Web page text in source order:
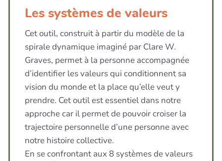
Les systèmes de valeurs
Cet outil, construit à partir du modèle de la
spirale dynamique imaginé par Clare W.
Graves, permet à la personne accompagnée
d’identifier les valeurs qui conditionnent sa
vision du monde et la place qu’elle veut y
prendre. Cet outil est essentiel dans notre
approche car il permet de pouvoir croiser la
trajectoire personnelle d’une personne avec
notre histoire collective.
En se confrontant aux 8 systèmes de valeurs